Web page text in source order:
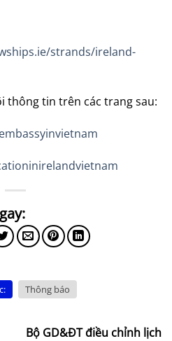
strands/ireland-
thông tin trên các trang sau:
Thông báo
Bộ GD&ĐT điều chỉnh lịch